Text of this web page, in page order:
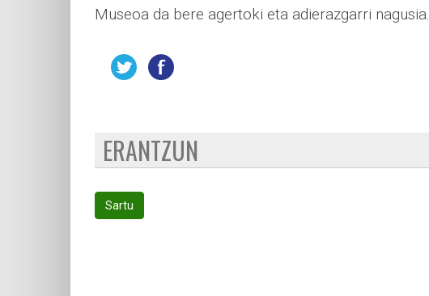
Museoa da bere agertoki eta adierazgarri nagusia.
ERANTZUN
Sartu